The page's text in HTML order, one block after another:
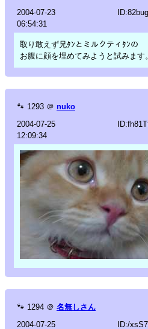
2004-07-23
06:54:31
取り敢えず兄ﾀﾝとミルクティﾀﾝの
お腹に顔を埋めてみようと試みます。
🐾 1293 ＠ nuko
2004-07-25
12:09:34
🐾 1294 ＠ 名無しさん
2004-07-25
ID:/